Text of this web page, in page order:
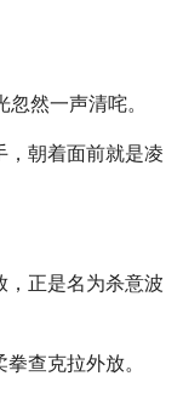
然一声清咤。
，朝着面前就是凌
，正是名为杀意波
查克拉外放。